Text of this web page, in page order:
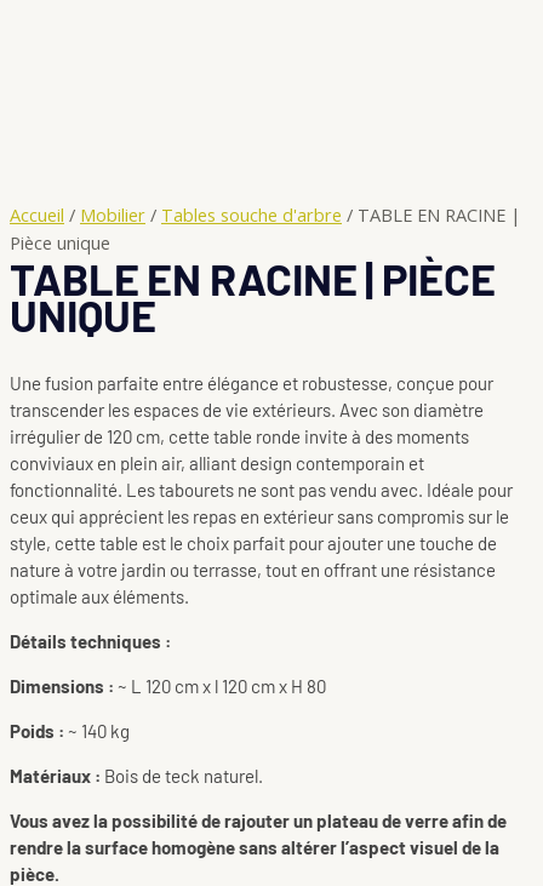
Accueil / Mobilier / Tables souche d'arbre / TABLE EN RACINE |
Pièce unique
TABLE EN RACINE | PIÈCE
UNIQUE
Une fusion parfaite entre élégance et robustesse, conçue pour
transcender les espaces de vie extérieurs. Avec son diamètre
irrégulier de 120 cm, cette table ronde invite à des moments
conviviaux en plein air, alliant design contemporain et
fonctionnalité. Les tabourets ne sont pas vendu avec. Idéale pour
ceux qui apprécient les repas en extérieur sans compromis sur le
style, cette table est le choix parfait pour ajouter une touche de
nature à votre jardin ou terrasse, tout en offrant une résistance
optimale aux éléments.
Détails techniques :
Dimensions : ~ L 120 cm x l 120 cm x H 80
Poids : ~ 140 kg
Matériaux : Bois de teck naturel.
Vous avez la possibilité de rajouter un plateau de verre afin de
rendre la surface homogène sans altérer l’aspect visuel de la
pièce.